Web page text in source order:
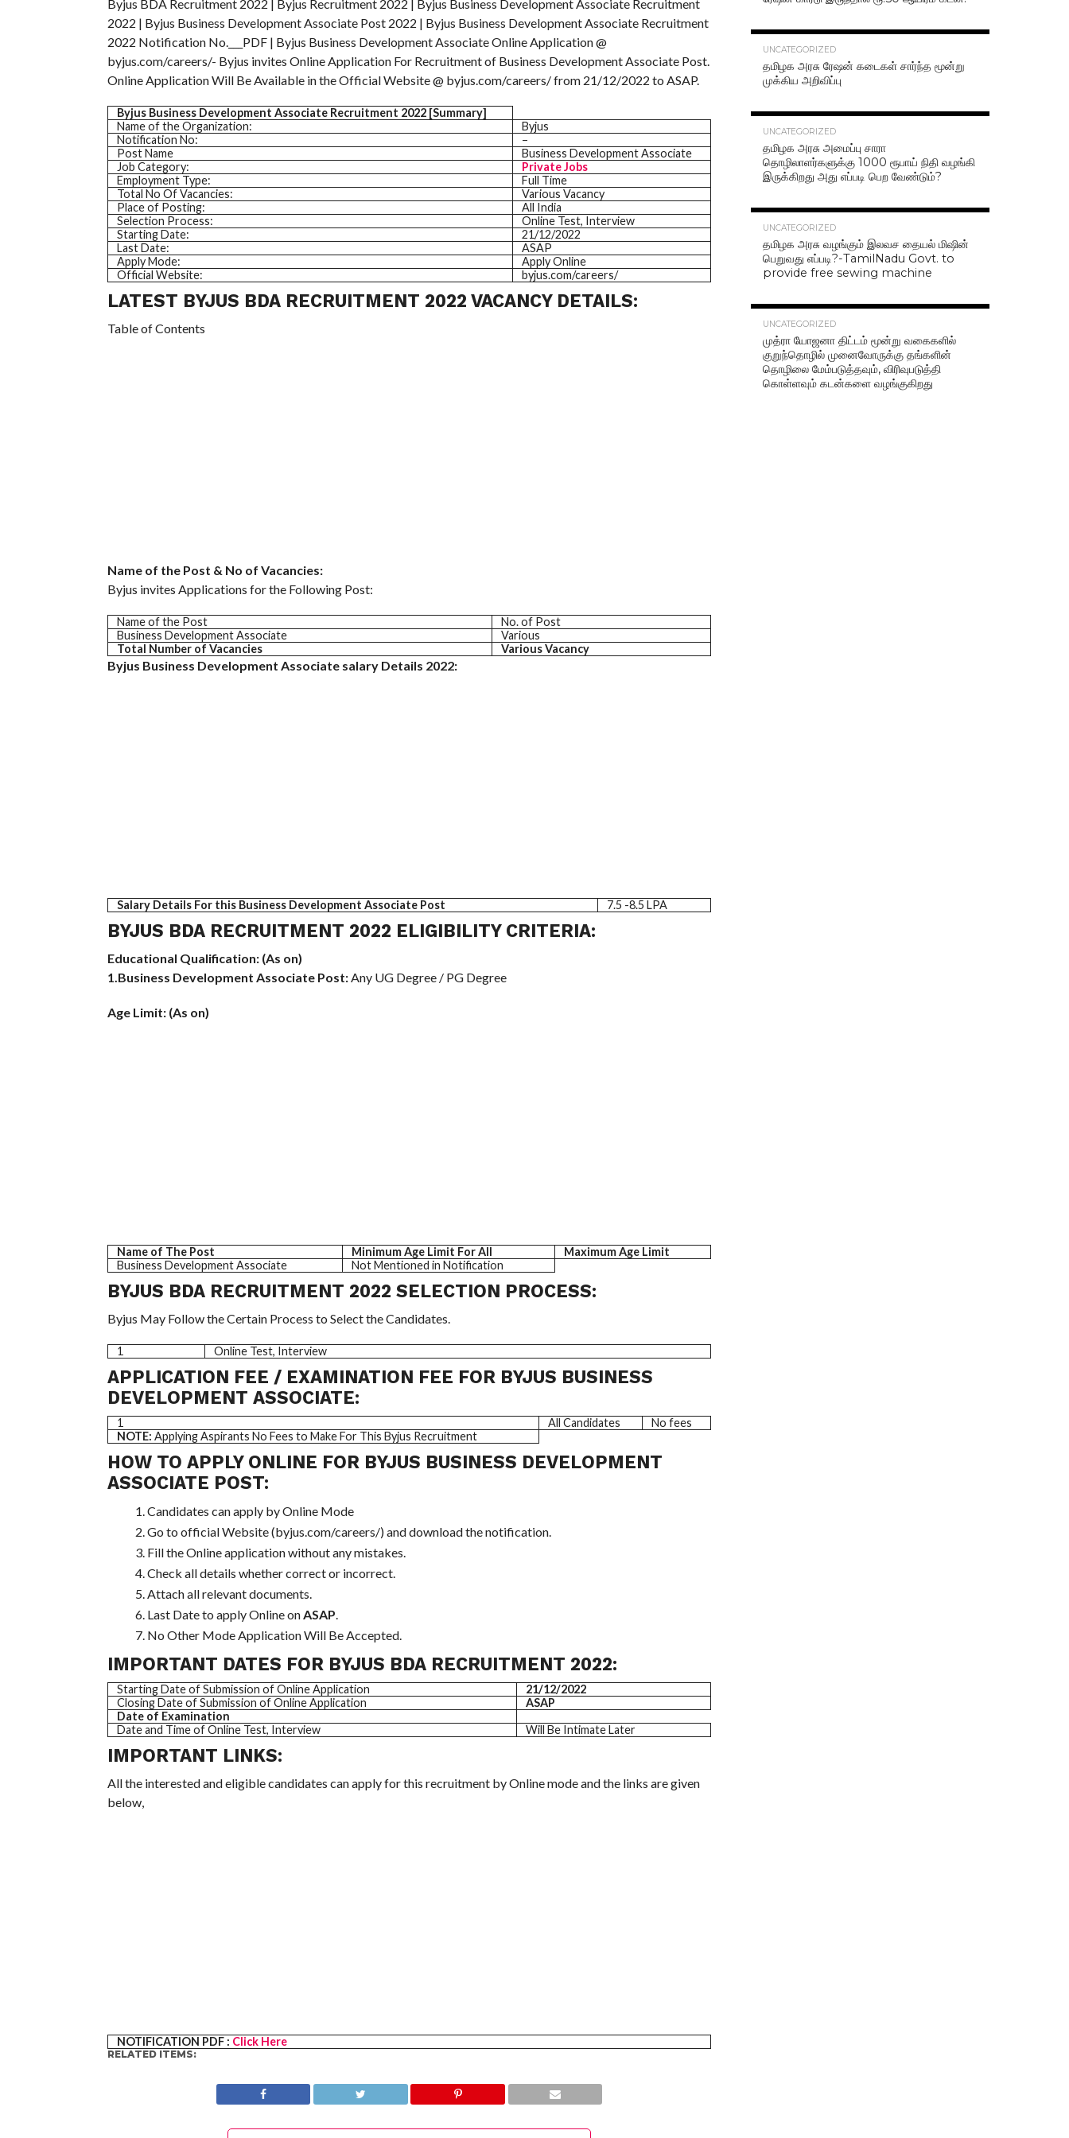
Byjus BDA Recruitment 2022 | Byjus Recruitment 2022 | Byjus Business Development Associate Recruitment
2022 | Byjus Business Development Associate Post 2022 | Byjus Business Development Associate Recruitment
2022 Notification No.___PDF | Byjus Business Development Associate Online Application @
byjus.com/careers/- Byjus invites Online Application For Recruitment of Business Development Associate Post.
Online Application Will Be Available in the Official Website @ byjus.com/careers/ from 21/12/2022 to ASAP.
Byjus Business Development Associate Recruitment 2022 [Summary]
Name of the Organization:
Byjus
Notification No:
–
Post Name
Business Development Associate
Job Category:
Private Jobs
Employment Type:
Full Time
Total No Of Vacancies:
Various Vacancy
Place of Posting:
All India
Selection Process:
Online Test, Interview
Starting Date:
21/12/2022
Last Date:
ASAP
Apply Mode:
Apply Online
Official Website:
byjus.com/careers/
LATEST BYJUS BDA RECRUITMENT 2022 VACANCY DETAILS:
Table of Contents
Name of the Post & No of Vacancies:
Byjus invites Applications for the Following Post:
Name of the Post
No. of Post
Business Development Associate
Various
Total Number of Vacancies
Various Vacancy
Byjus Business Development Associate salary Details 2022:
Salary Details For this Business Development Associate Post 7.5 -8.5 LPA
BYJUS BDA RECRUITMENT 2022 ELIGIBILITY CRITERIA:
Educational Qualification: (As on)
1.Business Development Associate Post:Any UG Degree / PG Degree
Age Limit: (As on)
Name of The Post Minimum Age Limit For All
Maximum Age Limit
Business Development Associate
Not Mentioned in Notification
BYJUS BDA RECRUITMENT 2022 SELECTION PROCESS:
Byjus May Follow the Certain Process to Select the Candidates.
1 Online Test, Interview
APPLICATION FEE / EXAMINATION FEE FOR BYJUS BUSINESS
DEVELOPMENT ASSOCIATE:
1 All Candidates
No fees
NOTE: Applying Aspirants No Fees to Make For This Byjus Recruitment
HOW TO APPLY ONLINE FOR BYJUS BUSINESS DEVELOPMENT
ASSOCIATE POST:
Candidates can apply by Online Mode
Go to official Website (byjus.com/careers/) and download the notification.
Fill the Online application without any mistakes.
Check all details whether correct or incorrect.
Attach all relevant documents.
Last Date to apply Online onASAP.
No Other Mode Application Will Be Accepted.
IMPORTANT DATES FOR BYJUS BDA RECRUITMENT 2022:
Starting Date of Submission of Online Application
21/12/2022
Closing Date of Submission of Online Application
ASAP
Date of Examination
Date and Time of Online Test, Interview
Will Be Intimate Later
IMPORTANT LINKS:
All the interested and eligible candidates can apply for this recruitment by Online mode and the links are given
below,
NOTIFICATION PDF : Click Here
RELATED ITEMS:
UNCATEGORIZED
தமிழக அரசு ரேஷன் கடைகள் சார்ந்த மூன்று
முக்கிய அறிவிப்பு
UNCATEGORIZED
தமிழக அரசு அமைப்பு சாரா
தொழிலாளர்களுக்கு 1000 ரூபாய் நிதி வழங்கி
இருக்கிறது அது எப்படி பெற வேண்டும்?
UNCATEGORIZED
தமிழக அரசு வழங்கும் இலவச தையல் மிஷின்
பெறுவது எப்படி?-TamilNadu Govt. to
provide free sewing machine
UNCATEGORIZED
முத்ரா யோஜனா திட்டம் மூன்று வகைகளில்
குறுந்தொழில் முனைவோருக்கு தங்களின்
தொழிலை மேம்படுத்தவும், விரிவுபடுத்தி
கொள்ளவும் கடன்களை வழங்குகிறது